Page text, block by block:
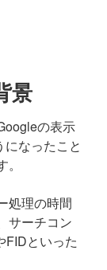
景
の表示
なったこと
処理の時間
サーチコン
FIDといった